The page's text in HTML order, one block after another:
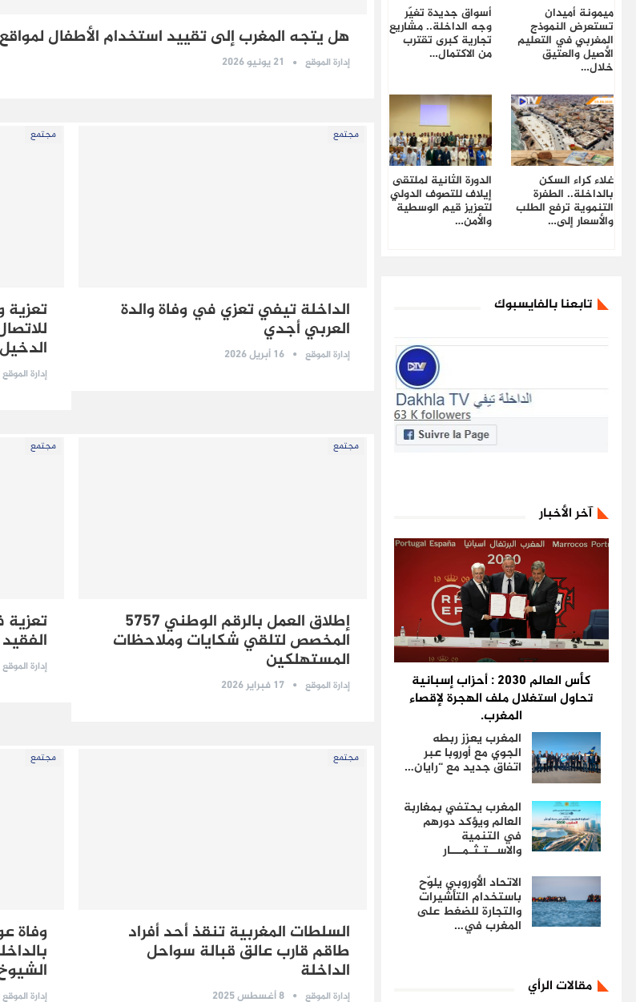
هل يتجه المغرب إلى تقييد استخدام الأطفال
إدارة الموقع 21 يونيو 2026
مجتمع
الداخلة تيفي تعزي في وفاة والدة
العربي أجدي
إدارة الموقع 16 أبريل 2026
مجتمع
تعزية
إدارة الموقع
مجتمع
إطلاق العمل بالرقم الوطني 5757
المخصص لتلقي شكايات وملاحظات
المستهلكين
إدارة الموقع 17 فبراير 2026
مجتمع
تعزية
إدارة الموقع
مجتمع
السلطات المغربية تنقذ أحد أفراد
طاقم قارب عالق قبالة سواحل
الداخلة
إدارة الموقع 8 أغسطس 2025
مجتمع
وفاة
إدارة الموقع
ميمونة أميدان
تستعرض النموذج
المغربي في التعليم
الأصيل والعتيق
خلال…
أسواق جديدة تغيّر
وجه الداخلة.. مشاريع
تجارية كبرى تقترب
من الاكتمال…
غلاء كراء السكن
بالداخلة.. الطفرة
التنموية ترفع الطلب
والأسعار إلى…
الدورة الثانية لملتقى
إيلاف للتصوف الدولي
لتعزيز قيم الوسطية
والأمن…
تابعنا بالفايسبوك
آخر الأخبار
كأس العالم 2030 : أحزاب إسبانية
تحاول استغلال ملف الهجرة لإقصاء
المغرب.
المغرب يعزز ربطه
الجوي مع أوروبا عبر
اتفاق جديد مع “رايان…
المغرب يحتفي بمغاربة
العالم ويؤكد دورهم
في التنمية
والاســتـثـمـــار
الاتحاد الأوروبي يلوّح
باستخدام التأشيرات
والتجارة للضغط على
المغرب في…
مقالات الرأي